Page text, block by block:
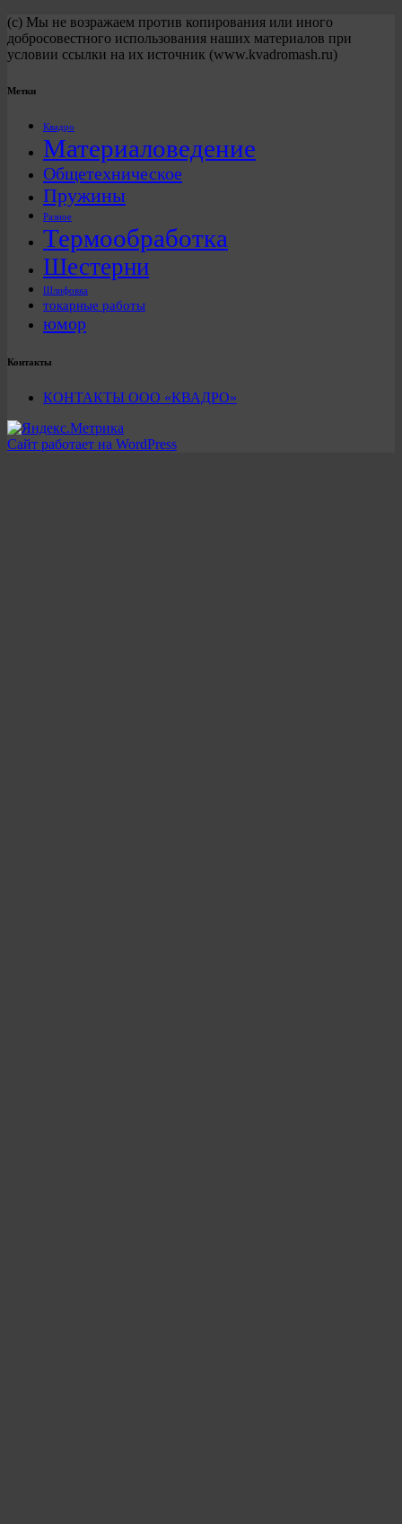
(с) Мы не возражаем против копирования или иного
добросовестного использования наших материалов при
условии ссылки на их источник (www.kvadromash.ru)
Метки
Квадро
Материаловедение
Общетехническое
Пружины
Разное
Термообработка
Шестерни
Шлифовка
токарные работы
юмор
Контакты
КОНТАКТЫ ООО «КВАДРО»
Сайт работает на WordPress